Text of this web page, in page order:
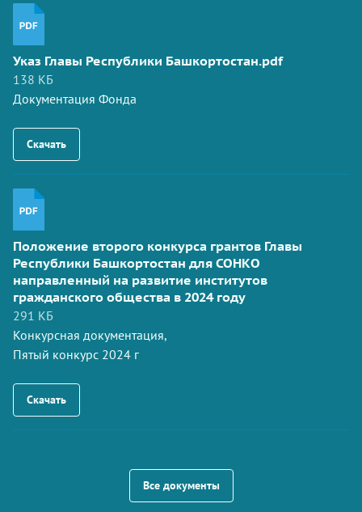
Указ Главы Республики Башкортостан.pdf
138 КБ
Документация Фонда
Скачать
Положение второго конкурса грантов Главы
Республики Башкортостан для СОНКО
направленный на развитие институтов
гражданского общества в 2024 году
291 КБ
Конкурсная документация,
Пятый конкурс 2024 г
Скачать
Все документы